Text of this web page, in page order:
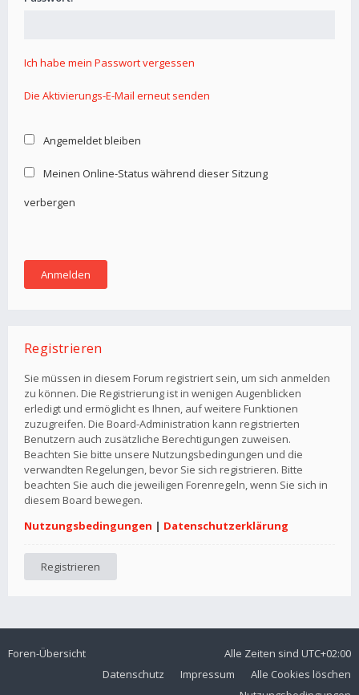
Ich habe mein Passwort vergessen
Die Aktivierungs-E-Mail erneut senden
Angemeldet bleiben
Meinen Online-Status während dieser Sitzung
verbergen
Registrieren
Sie müssen in diesem Forum registriert sein, um sich anmelden
zu können. Die Registrierung ist in wenigen Augenblicken
erledigt und ermöglicht es Ihnen, auf weitere Funktionen
zuzugreifen. Die Board-Administration kann registrierten
Benutzern auch zusätzliche Berechtigungen zuweisen.
Beachten Sie bitte unsere Nutzungsbedingungen und die
verwandten Regelungen, bevor Sie sich registrieren. Bitte
beachten Sie auch die jeweiligen Forenregeln, wenn Sie sich in
diesem Board bewegen.
Nutzungsbedingungen | Datenschutzerklärung
Registrieren
Foren-Übersicht Alle Zeiten sind UTC+02:00
Alle Cookies löschen
Impressum
Datenschutz